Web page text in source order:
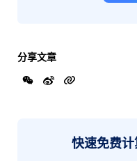
分享文章
快速免费